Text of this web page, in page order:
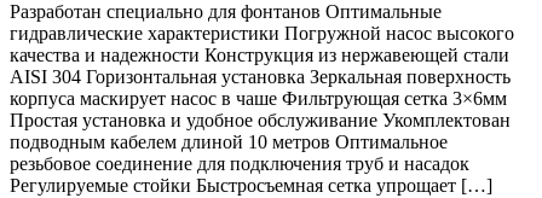
Разработан специально для фонтанов Оптимальные
гидравлические характеристики Погружной насос высокого
качества и надежности Конструкция из нержавеющей стали
AISI 304 Горизонтальная установка Зеркальная поверхность
корпуса маскирует насос в чаше Фильтрующая сетка 3×6мм
Простая установка и удобное обслуживание Укомплектован
подводным кабелем длиной 10 метров Оптимальное
резьбовое соединение для подключения труб и насадок
Регулируемые стойки Быстросъемная сетка упрощает […]